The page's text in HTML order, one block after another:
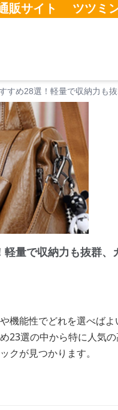
販サイト ツツミ
すめ28選！軽量で収納力も
量で収納力も抜群
能性でどれを選べばよ
選の中から特に人気の
クが見つかります。